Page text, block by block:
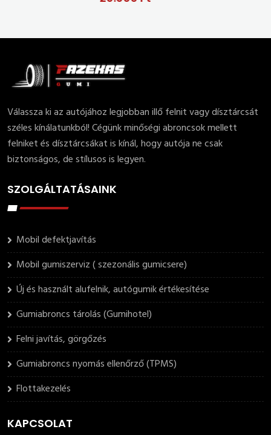
Válassza ki az autójához legjobban illő felnit vagy dísztárcsát
széles kínálatunkból! Cégünk minőségi abroncsok mellett
felniket és dísztárcsákat is kínál, hogy autója ne csak
biztonságos, de stílusos is legyen.
SZOLGÁLTATÁSAINK
Mobil defektjavítás
Mobil gumiszerviz ( szezonális gumicsere)
Új és használt alufelnik, autógumik értékesítése
Gumiabroncs tárolás (Gumihotel)
Felni javítás, görgőzés
Gumiabroncs nyomás ellenőrző (TPMS)
Flottakezelés
KAPCSOLAT